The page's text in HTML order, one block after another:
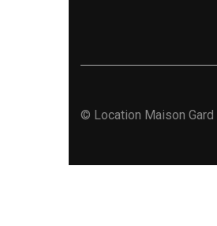
© Location Maison Gard